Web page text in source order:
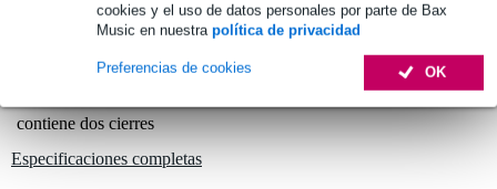
cookies y el uso de datos personales por parte de Bax
Music en nuestra política de privacidad
OK
Preferencias de cookies
Información del producto
Cierre SKB para maletas 3i
contiene dos cierres
Especificaciones completas